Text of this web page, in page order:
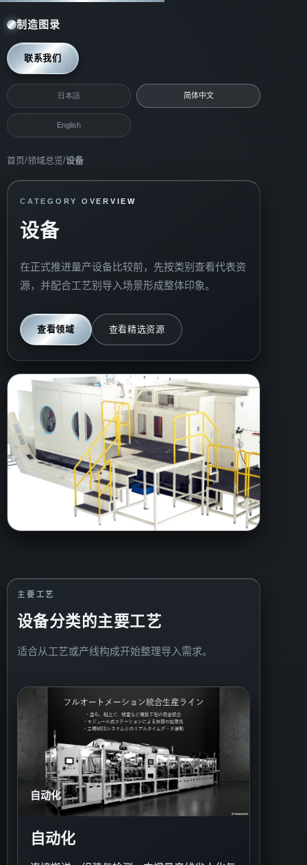
制造图录
联系我们
日本語 简体中文
English
首页/领域总览/设备
CATEGORY OVERVIEW
设备
在正式推进量产设备比较前，先按类别查看代表资
源，并配合工艺别导入场景形成整体印象。
查看领域 查看精选资源
主要工艺
设备分类的主要工艺
适合从工艺或产线构成开始整理导入需求。
自动化
自动化